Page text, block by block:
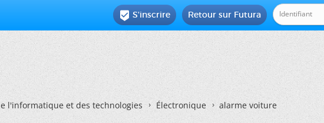
Retour sur Futura
 S'inscrire
l'informatique et des technologies Électronique alarme voiture